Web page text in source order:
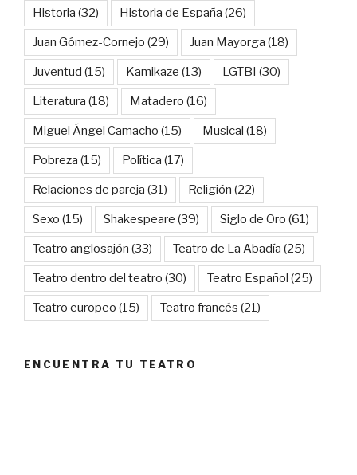
Historia (32) Historia de España (26)
Juan Gómez-Cornejo (29) Juan Mayorga (18)
Juventud (15) Kamikaze (13) LGTBI (30)
Literatura (18) Matadero (16)
Miguel Ángel Camacho (15) Musical (18)
Pobreza (15) Política (17)
Relaciones de pareja (31) Religión (22)
Sexo (15) Shakespeare (39) Siglo de Oro (61)
Teatro anglosajón (33) Teatro de La Abadía (25)
Teatro dentro del teatro (30) Teatro Español (25)
Teatro europeo (15) Teatro francés (21)
ENCUENTRA TU TEATRO